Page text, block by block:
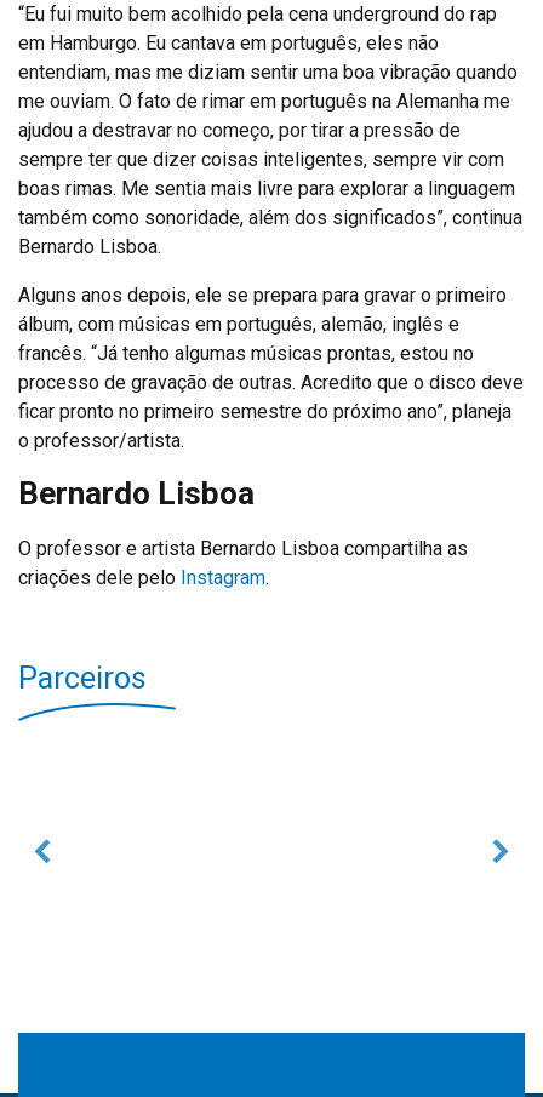
“Eu fui muito bem acolhido pela cena underground do rap
em Hamburgo. Eu cantava em português, eles não
entendiam, mas me diziam sentir uma boa vibração quando
me ouviam. O fato de rimar em português na Alemanha me
ajudou a destravar no começo, por tirar a pressão de
sempre ter que dizer coisas inteligentes, sempre vir com
boas rimas. Me sentia mais livre para explorar a linguagem
também como sonoridade, além dos significados”, continua
Bernardo Lisboa.
Alguns anos depois, ele se prepara para gravar o primeiro
álbum, com músicas em português, alemão, inglês e
francês. “Já tenho algumas músicas prontas, estou no
processo de gravação de outras. Acredito que o disco deve
ficar pronto no primeiro semestre do próximo ano”, planeja
o professor/artista.
Bernardo Lisboa
O professor e artista Bernardo Lisboa compartilha as
criações dele pelo Instagram.
Parceiros